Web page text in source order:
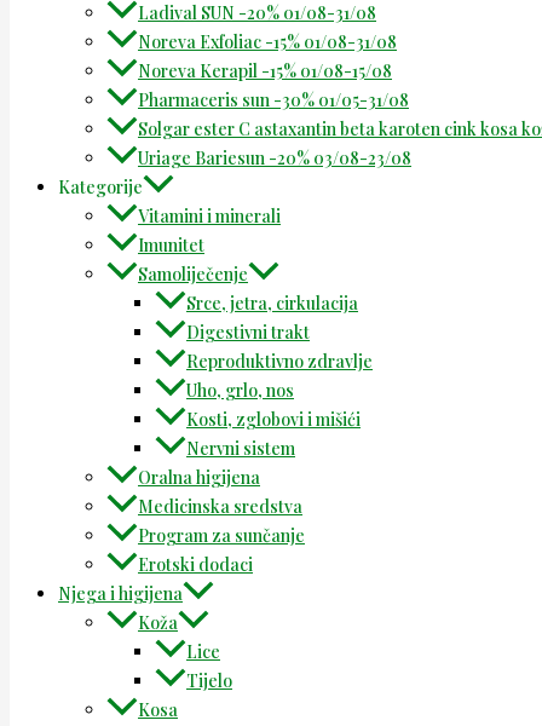
Ladival SUN -20% 01/08-31/08
Noreva Exfoliac -15% 01/08-31/08
Noreva Kerapil -15% 01/08-15/08
Pharmaceris sun -30% 01/05-31/08
Solgar ester C astaxantin beta karoten cink kosa
Uriage Bariesun -20% 03/08-23/08
Kategorije
Vitamini i minerali
Imunitet
Samoliječenje
Srce, jetra, cirkulacija
Digestivni trakt
Reproduktivno zdravlje
Uho, grlo, nos
Kosti, zglobovi i mišići
Nervni sistem
Oralna higijena
Medicinska sredstva
Program za sunčanje
Erotski dodaci
Njega i higijena
Koža
Lice
Tijelo
Kosa